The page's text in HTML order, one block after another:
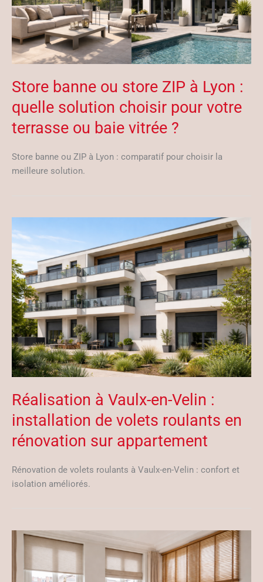
Store banne ou store ZIP à Lyon :
quelle solution choisir pour votre
terrasse ou baie vitrée ?
Store banne ou ZIP à Lyon : comparatif pour choisir la
meilleure solution.
Réalisation à Vaulx-en-Velin :
installation de volets roulants en
rénovation sur appartement
Rénovation de volets roulants à Vaulx-en-Velin : confort et
isolation améliorés.